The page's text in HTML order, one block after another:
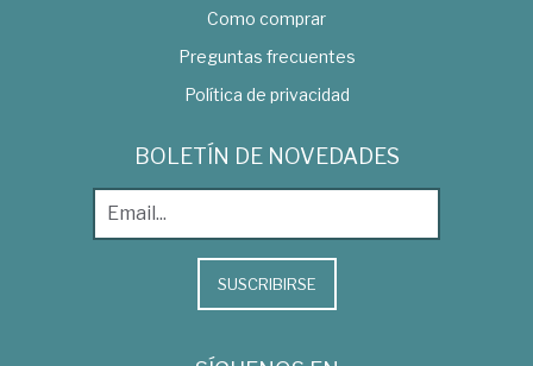
Como comprar
Preguntas frecuentes
Política de privacidad
BOLETÍN DE NOVEDADES
SUSCRIBIRSE